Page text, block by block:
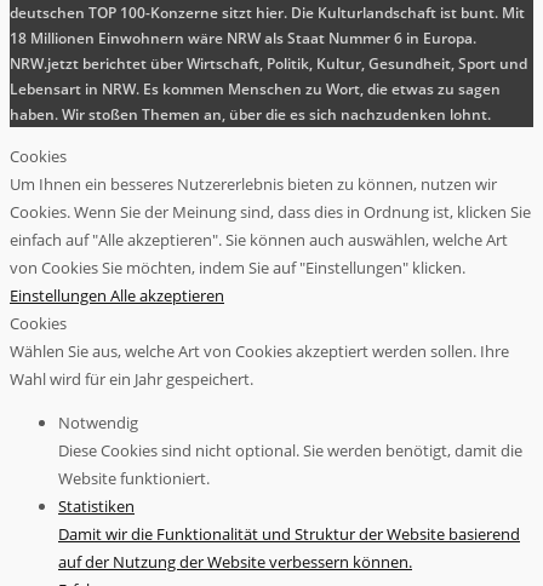
deutschen TOP 100-Konzerne sitzt hier. Die Kulturlandschaft ist bunt. Mit
18 Millionen Einwohnern wäre NRW als Staat Nummer 6 in Europa.
NRW.jetzt berichtet über Wirtschaft, Politik, Kultur, Gesundheit, Sport und
Lebensart in NRW. Es kommen Menschen zu Wort, die etwas zu sagen
haben. Wir stoßen Themen an, über die es sich nachzudenken lohnt.
Cookies
Um Ihnen ein besseres Nutzererlebnis bieten zu können, nutzen wir
Cookies. Wenn Sie der Meinung sind, dass dies in Ordnung ist, klicken Sie
einfach auf "Alle akzeptieren". Sie können auch auswählen, welche Art
von Cookies Sie möchten, indem Sie auf "Einstellungen" klicken.
Einstellungen Alle akzeptieren
Cookies
Wählen Sie aus, welche Art von Cookies akzeptiert werden sollen. Ihre
Wahl wird für ein Jahr gespeichert.
Notwendig
Diese Cookies sind nicht optional. Sie werden benötigt, damit die
Website funktioniert.
Statistiken
Damit wir die Funktionalität und Struktur der Website basierend
auf der Nutzung der Website verbessern können.